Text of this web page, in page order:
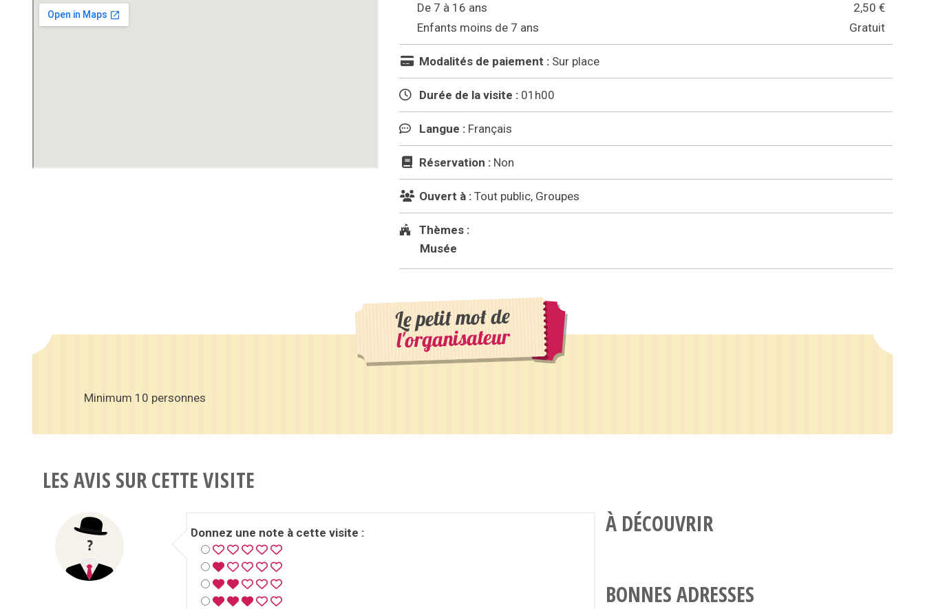
De 7 à 16 ans
2,50 €
Enfants moins de 7 ans
Gratuit
Modalités de paiement : Sur place
Durée de la visite : 01h00
Langue : Français
Réservation : Non
Ouvert à : Tout public, Groupes
Thèmes :
Musée
Le petit mot de
l'organisateur
Minimum 10 personnes
LES AVIS SUR CETTE VISITE
Donnez une note à cette visite : À DÉCOUVRIR
BONNES ADRESSES